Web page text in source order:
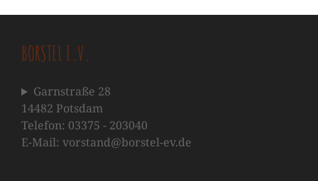
BORSTEL E.V.
Garnstraße 28
14482 Potsdam
Telefon: 03375 - 203040
E-Mail: vorstand@borstel-ev.de